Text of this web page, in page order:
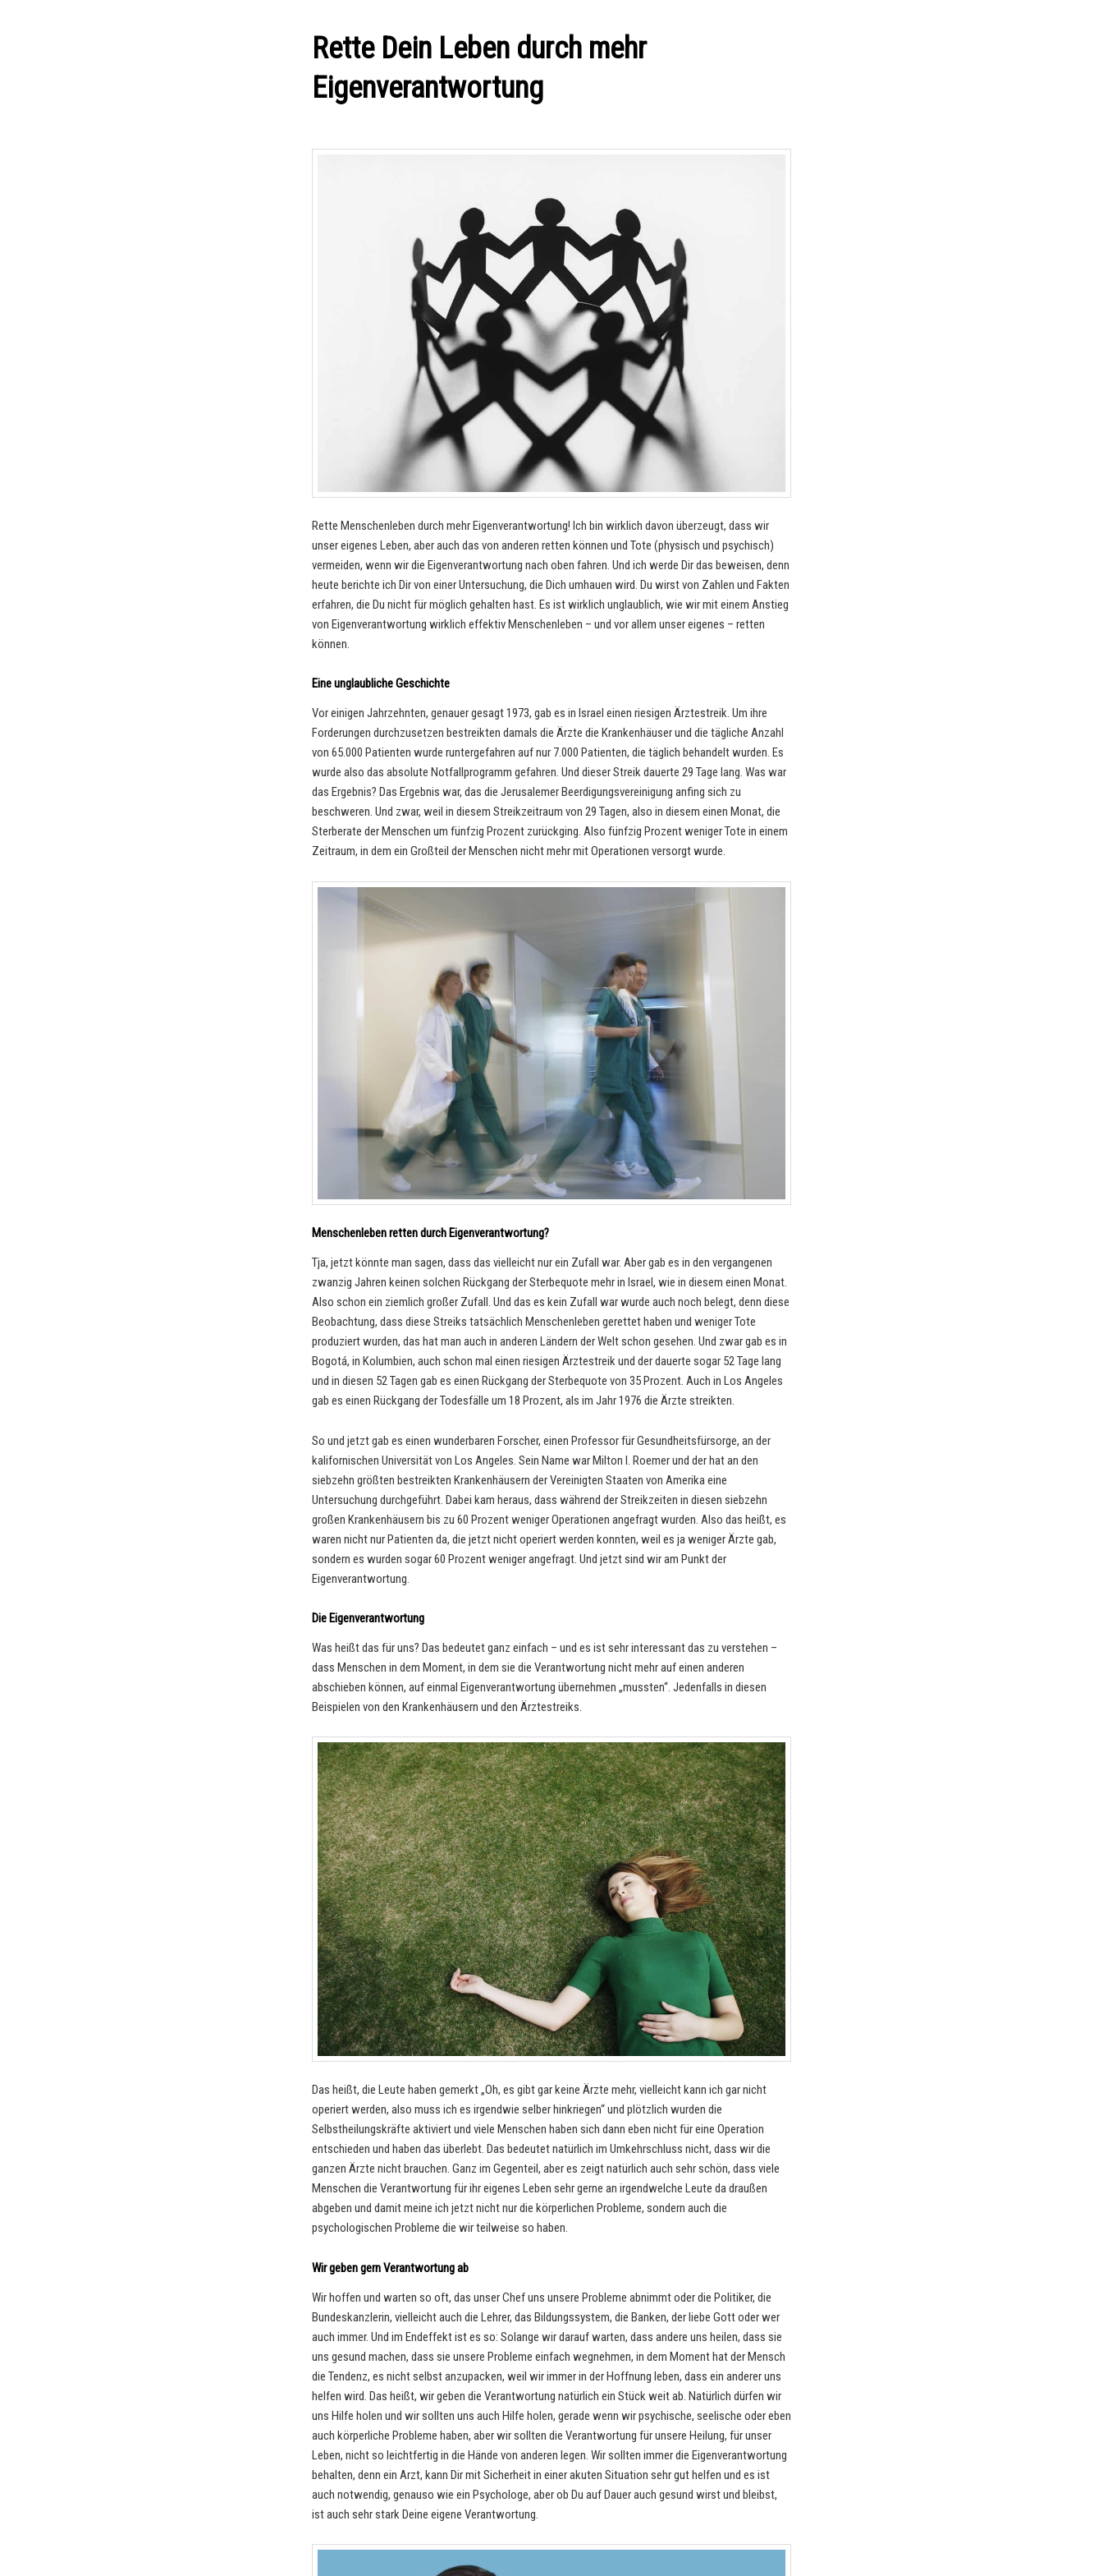
Rette Dein Leben durch mehr
Eigenverantwortung
Rette Menschenleben durch mehr Eigenverantwortung! Ich bin wirklich davon überzeugt, dass wir
unser eigenes Leben, aber auch das von anderen retten können und Tote (physisch und psychisch)
vermeiden, wenn wir die Eigenverantwortung nach oben fahren. Und ich werde Dir das beweisen, denn
heute berichte ich Dir von einer Untersuchung, die Dich umhauen wird. Du wirst von Zahlen und Fakten
erfahren, die Du nicht für möglich gehalten hast. Es ist wirklich unglaublich, wie wir mit einem Anstieg
von Eigenverantwortung wirklich effektiv Menschenleben – und vor allem unser eigenes – retten
können.
Eine unglaubliche Geschichte
Vor einigen Jahrzehnten, genauer gesagt 1973, gab es in Israel einen riesigen Ärztestreik. Um ihre
Forderungen durchzusetzen bestreikten damals die Ärzte die Krankenhäuser und die tägliche Anzahl
von 65.000 Patienten wurde runtergefahren auf nur 7.000 Patienten, die täglich behandelt wurden. Es
wurde also das absolute Notfallprogramm gefahren. Und dieser Streik dauerte 29 Tage lang. Was war
das Ergebnis? Das Ergebnis war, das die Jerusalemer Beerdigungsvereinigung anfing sich zu
beschweren. Und zwar, weil in diesem Streikzeitraum von 29 Tagen, also in diesem einen Monat, die
Sterberate der Menschen um fünfzig Prozent zurückging. Also fünfzig Prozent weniger Tote in einem
Zeitraum, in dem ein Großteil der Menschen nicht mehr mit Operationen versorgt wurde.
Menschenleben retten durch Eigenverantwortung?
Tja, jetzt könnte man sagen, dass das vielleicht nur ein Zufall war. Aber gab es in den vergangenen
zwanzig Jahren keinen solchen Rückgang der Sterbequote mehr in Israel, wie in diesem einen Monat.
Also schon ein ziemlich großer Zufall. Und das es kein Zufall war wurde auch noch belegt, denn diese
Beobachtung, dass diese Streiks tatsächlich Menschenleben gerettet haben und weniger Tote
produziert wurden, das hat man auch in anderen Ländern der Welt schon gesehen. Und zwar gab es in
Bogotá, in Kolumbien, auch schon mal einen riesigen Ärztestreik und der dauerte sogar 52 Tage lang
und in diesen 52 Tagen gab es einen Rückgang der Sterbequote von 35 Prozent. Auch in Los Angeles
gab es einen Rückgang der Todesfälle um 18 Prozent, als im Jahr 1976 die Ärzte streikten.
So und jetzt gab es einen wunderbaren Forscher, einen Professor für Gesundheitsfürsorge, an der
kalifornischen Universität von Los Angeles. Sein Name war Milton I. Roemer und der hat an den
siebzehn größten bestreikten Krankenhäusern der Vereinigten Staaten von Amerika eine
Untersuchung durchgeführt. Dabei kam heraus, dass während der Streikzeiten in diesen siebzehn
großen Krankenhäusern bis zu 60 Prozent weniger Operationen angefragt wurden. Also das heißt, es
waren nicht nur Patienten da, die jetzt nicht operiert werden konnten, weil es ja weniger Ärzte gab,
sondern es wurden sogar 60 Prozent weniger angefragt. Und jetzt sind wir am Punkt der
Eigenverantwortung.
Die Eigenverantwortung
Was heißt das für uns? Das bedeutet ganz einfach – und es ist sehr interessant das zu verstehen –
dass Menschen in dem Moment, in dem sie die Verantwortung nicht mehr auf einen anderen
abschieben können, auf einmal Eigenverantwortung übernehmen „mussten“. Jedenfalls in diesen
Beispielen von den Krankenhäusern und den Ärztestreiks.
Das heißt, die Leute haben gemerkt „Oh, es gibt gar keine Ärzte mehr, vielleicht kann ich gar nicht
operiert werden, also muss ich es irgendwie selber hinkriegen“ und plötzlich wurden die
Selbstheilungskräfte aktiviert und viele Menschen haben sich dann eben nicht für eine Operation
entschieden und haben das überlebt. Das bedeutet natürlich im Umkehrschluss nicht, dass wir die
ganzen Ärzte nicht brauchen. Ganz im Gegenteil, aber es zeigt natürlich auch sehr schön, dass viele
Menschen die Verantwortung für ihr eigenes Leben sehr gerne an irgendwelche Leute da draußen
abgeben und damit meine ich jetzt nicht nur die körperlichen Probleme, sondern auch die
psychologischen Probleme die wir teilweise so haben.
Wir geben gern Verantwortung ab
Wir hoffen und warten so oft, das unser Chef uns unsere Probleme abnimmt oder die Politiker, die
Bundeskanzlerin, vielleicht auch die Lehrer, das Bildungssystem, die Banken, der liebe Gott oder wer
auch immer. Und im Endeffekt ist es so: Solange wir darauf warten, dass andere uns heilen, dass sie
uns gesund machen, dass sie unsere Probleme einfach wegnehmen, in dem Moment hat der Mensch
die Tendenz, es nicht selbst anzupacken, weil wir immer in der Hoffnung leben, dass ein anderer uns
helfen wird. Das heißt, wir geben die Verantwortung natürlich ein Stück weit ab. Natürlich dürfen wir
uns Hilfe holen und wir sollten uns auch Hilfe holen, gerade wenn wir psychische, seelische oder eben
auch körperliche Probleme haben, aber wir sollten die Verantwortung für unsere Heilung, für unser
Leben, nicht so leichtfertig in die Hände von anderen legen. Wir sollten immer die Eigenverantwortung
behalten, denn ein Arzt, kann Dir mit Sicherheit in einer akuten Situation sehr gut helfen und es ist
auch notwendig, genauso wie ein Psychologe, aber ob Du auf Dauer auch gesund wirst und bleibst,
ist auch sehr stark Deine eigene Verantwortung.